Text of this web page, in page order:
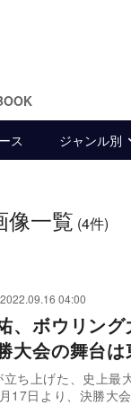
ス ジャンル別
像一覧 (4件)
2022.09.16 04:00
、ボウリン
大会の舞台
ち上げた、史上最
17日より、決勝大